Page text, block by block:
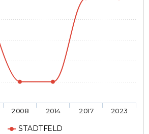
STADTFELD
2008 2014 2017 2023